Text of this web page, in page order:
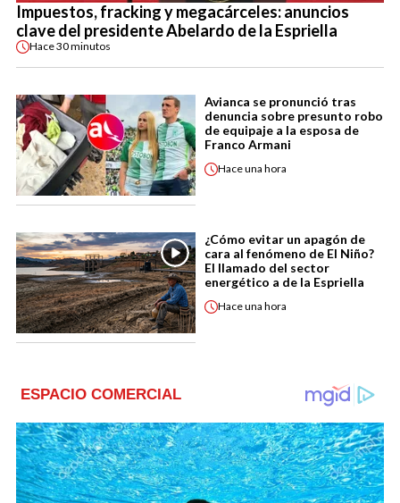
Impuestos, fracking y megacárceles: anuncios
clave del presidente Abelardo de la Espriella
Hace30 minutos
Avianca se pronunció tras
denuncia sobre presunto robo
de equipaje a la esposa de
Franco Armani
Haceuna hora
¿Cómo evitar un apagón de
cara al fenómeno de El Niño?
El llamado del sector
energético a de la Espriella
Haceuna hora